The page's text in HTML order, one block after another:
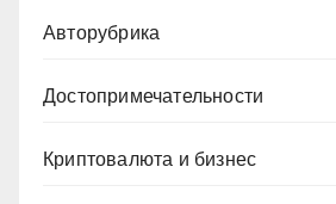
Авторубрика
Достопримечательности
Криптовалюта и бизнес